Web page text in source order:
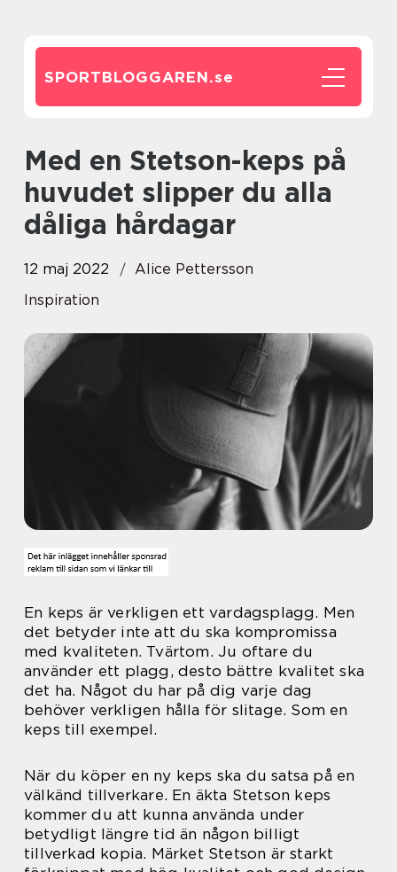
SPORTBLOGGAREN.se
Med en Stetson-keps på
huvudet slipper du alla
dåliga hårdagar
12 maj 2022
Alice Pettersson
Inspiration
En keps är verkligen ett vardagsplagg. Men
det betyder inte att du ska kompromissa
med kvaliteten. Tvärtom. Ju oftare du
använder ett plagg, desto bättre kvalitet ska
det ha. Något du har på dig varje dag
behöver verkligen hålla för slitage. Som en
keps till exempel.
När du köper en ny keps ska du satsa på en
välkänd tillverkare. En äkta Stetson keps
kommer du att kunna använda under
betydligt längre tid än någon billigt
tillverkad kopia. Märket Stetson är starkt